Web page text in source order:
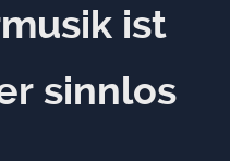
ist
sinnlos